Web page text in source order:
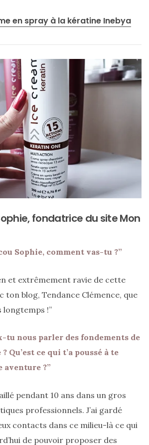
Maison
en spray à la kératine Inebya
fondatrice du site Mon
Sophie, comment vas-tu ?”
et extrêmement ravie de cette
ton blog, Tendance Clémence, que
longtemps !”
tu nous parler des fondements de
Qu’est ce qui t’a poussé à te
aventure ?”
pendant 10 ans dans un gros
professionnels. J’ai gardé
contacts dans ce milieu-là ce qui
de pouvoir proposer des